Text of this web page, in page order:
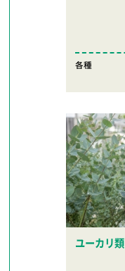
各種
ユーカリ類